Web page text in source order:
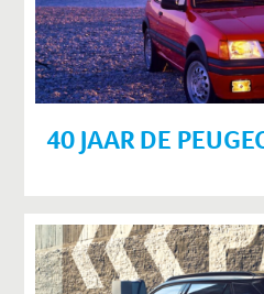
40 JAAR DE